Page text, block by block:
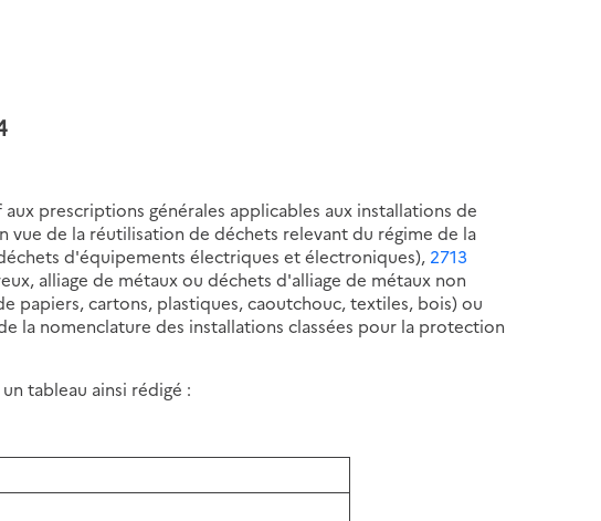
prescriptions générales applicables aux installations de
de la réutilisation de déchets relevant du régime de la
d'équipements électriques et électroniques), 2713
alliage de métaux ou déchets d'alliage de métaux non
papiers, cartons, plastiques, caoutchouc, textiles, bois) ou
la nomenclature des installations classées pour la protection
tableau ainsi rédigé :